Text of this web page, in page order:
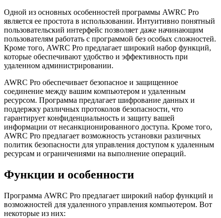
Одной из основных особенностей программы AWRC Pro
является ее простота в использовании. Интуитивно понятный
пользовательский интерфейс позволяет даже начинающим
пользователям работать с программой без особых сложностей.
Кроме того, AWRC Pro предлагает широкий набор функций,
которые обеспечивают удобство и эффективность при
удаленном администрировании.
AWRC Pro обеспечивает безопасное и защищенное
соединение между вашим компьютером и удаленным
ресурсом. Программа предлагает шифрование данных и
поддержку различных протоколов безопасности, что
гарантирует конфиденциальность и защиту вашей
информации от несанкционированного доступа. Кроме того,
AWRC Pro предлагает возможность установки различных
политик безопасности для управления доступом к удаленным
ресурсам и ограничениями на выполнение операций.
Функции и особенности
Программа AWRC Pro предлагает широкий набор функций и
возможностей для удаленного управления компьютером. Вот
некоторые из них: